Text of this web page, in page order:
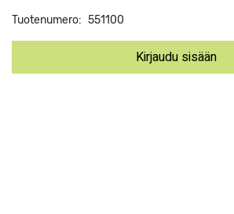
Tuotenumero: 551100
Kirjaudu sisään